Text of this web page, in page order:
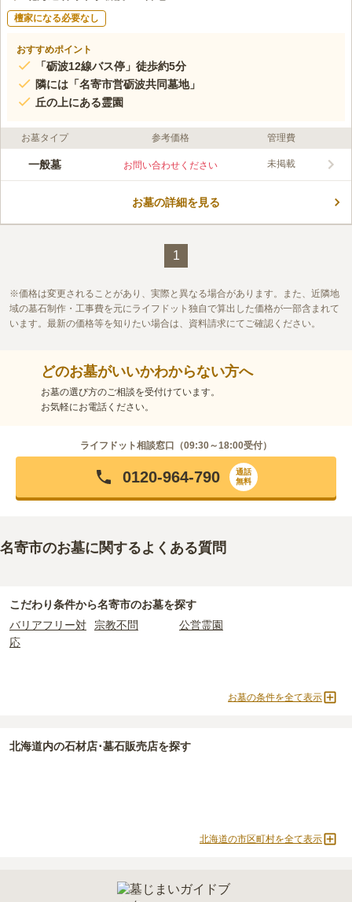
檀家になる必要なし
おすすめポイント
「砺波12線バス停」徒歩約5分
隣には「名寄市営砺波共同墓地」
丘の上にある霊園
お墓タイプ 参考価格 管理費
一般墓 お問い合わせください 未掲載
お墓の詳細を見る
1
価格は変更されることがあり、実際と異なる場合があります。また、近隣地
域の墓石制作・工事費を元にライフドット独自で算出した価格が一部含まれて
います。最新の価格等を知りたい場合は、資料請求にてご確認ください。
どのお墓がいいかわからない方へ
お墓の選び方のご相談を受付けています。
お気軽にお電話ください。
ライフドット相談窓口（09:30～18:00受付）
0120-964-790
通話
無料
名寄市のお墓に関するよくある質問
こだわり条件から名寄市のお墓を探す
バリアフリー対
応
宗教不問 公営霊園
お墓の条件を全て表示
北海道内の石材店･墓石販売店を探す
北海道の市区町村を全て表示